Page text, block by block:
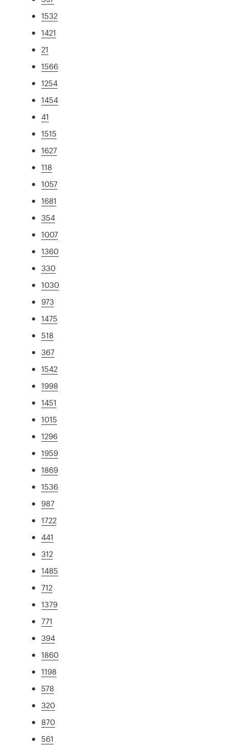
1532
1421
21
1566
1254
1454
41
1515
1627
118
1057
1681
354
1007
1360
330
1030
973
1475
518
367
1542
1998
1451
1015
1296
1959
1869
1536
987
1722
441
312
1485
712
1379
771
394
1860
1198
578
320
870
561